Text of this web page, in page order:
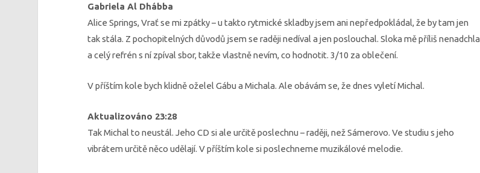
Gabriela Al Dhábba
Alice Springs, Vrať se mi zpátky – u takto rytmické skladby jsem ani nepředpokládal, že by tam jen
tak stála. Z pochopitelných důvodů jsem se raději nedíval a jen poslouchal. Sloka mě příliš nenadchla
a celý refrén s ní zpíval sbor, takže vlastně nevím, co hodnotit. 3/10 za oblečení.
V příštím kole bych klidně oželel Gábu a Michala. Ale obávám se, že dnes vyletí Michal.
Aktualizováno 23:28
Tak Michal to neustál. Jeho CD si ale určitě poslechnu – raději, než Sámerovo. Ve studiu s jeho
vibrátem určitě něco udělají. V příštím kole si poslechneme muzikálové melodie.